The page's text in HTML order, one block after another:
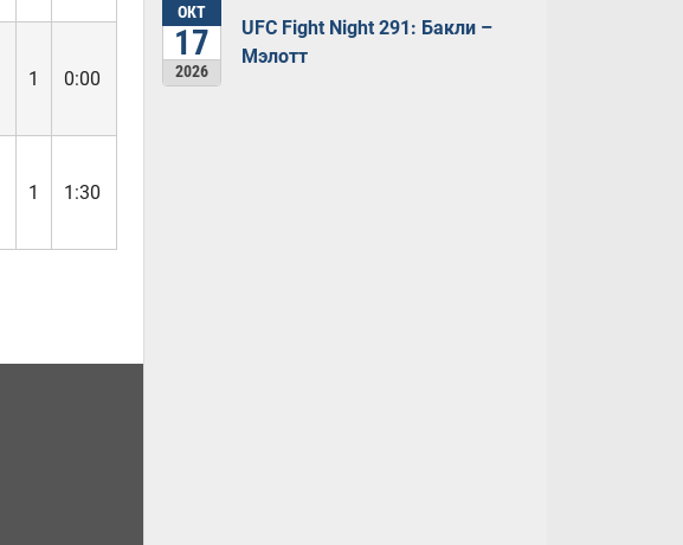
1
0:00
1 1:30
ОКТ
17
2026
UFC Fight Night 291: Бакли –
Мэлотт